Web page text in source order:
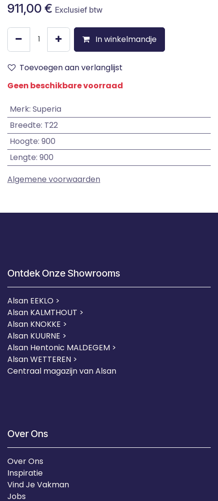
911,00 € Exclusief btw
In winkelmandje
Toevoegen aan verlanglijst
Geen beschikbare voorraad
Merk: Superia
Breedte: T22
Hoogte: 900
Lengte: 900
Algemene voorwaarden
Ontdek Onze Showrooms
Alsan EEKLO >
Alsan KALMTHOUT >
Alsan KNOKKE >
Alsan KUURNE >
Alsan Hentonic MALDEGEM >
Alsan WETTEREN >
Centraal magazijn van Alsan
Over Ons
Over Ons
Inspiratie
Vind Je Vakman
Jobs